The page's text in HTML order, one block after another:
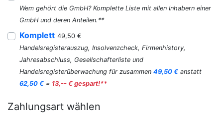
Wem gehört die GmbH? Komplette Liste mit allen Inhabern einer
GmbH und deren Anteilen.**
Komplett 49,50 €
Handelsregisterauszug, Insolvenzcheck, Firmenhistory,
Jahresabschluss, Gesellschafterliste und
Handelsregisterüberwachung für zusammen 49,50 € anstatt
62,50 € = 13,-- € gespart!**
Zahlungsart wählen